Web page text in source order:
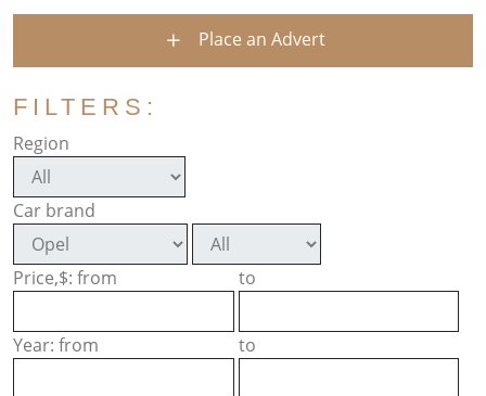
Place an Advert
FILTERS:
Region
Car brand
Price,$: from to
Year: from to